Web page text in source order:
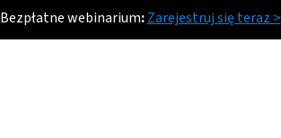
Bezpłatne webinarium:Zarejestruj się teraz >